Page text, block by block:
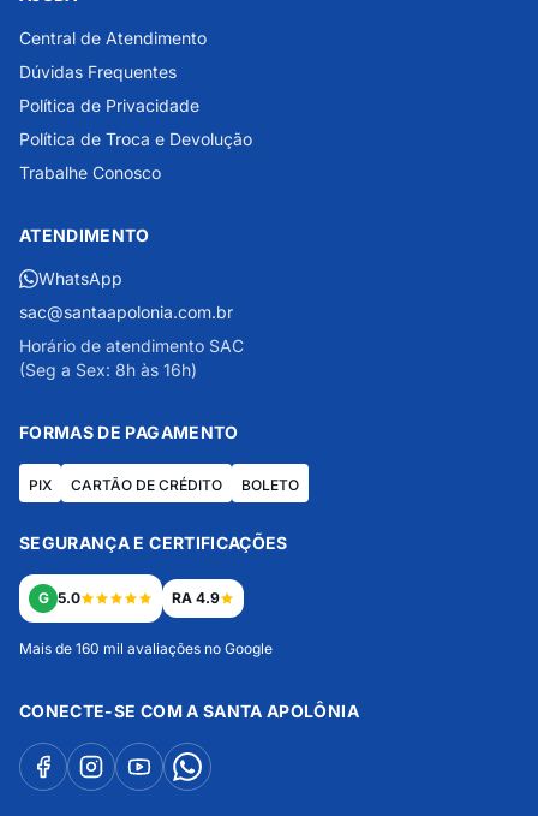
Central de Atendimento
Dúvidas Frequentes
Política de Privacidade
Política de Troca e Devolução
Trabalhe Conosco
ATENDIMENTO
WhatsApp
sac@santaapolonia.com.br
Horário de atendimento SAC
(Seg a Sex: 8h às 16h)
FORMAS DE PAGAMENTO
PIX CARTÃO DE CRÉDITO BOLETO
SEGURANÇA E CERTIFICAÇÕES
G 5.0 RA 4.9
Mais de 160 mil avaliações no Google
CONECTE-SE COM A SANTA APOLÔNIA